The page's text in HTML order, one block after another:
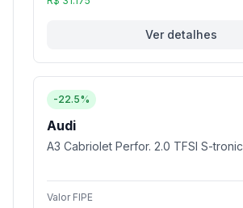
Ver detalhes
-22.5%
Audi
A3 Cabriolet Perfor. 2.0 TFSI S-tronic
Valor FIPE